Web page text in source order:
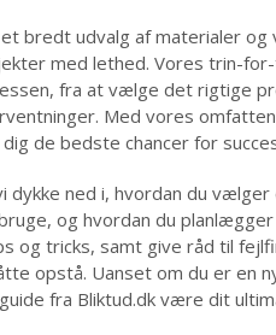
bredt udvalg af materialer
med lethed. Vores trin-
fra at vælge det rigtige
Med vores
de bedste chancer for
dykke ned i, hvordan du
og hvordan du
og tricks, samt give råd til
opstå. Uanset om du er en
fra Bliktud.dk være dit